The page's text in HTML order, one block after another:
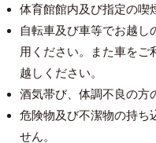
体育館館内及び指定の喫
自転車及び車等でお越し
用ください。また車をご
越しください。
酒気帯び、体調不良の方
危険物及び不潔物の持ち
せん。